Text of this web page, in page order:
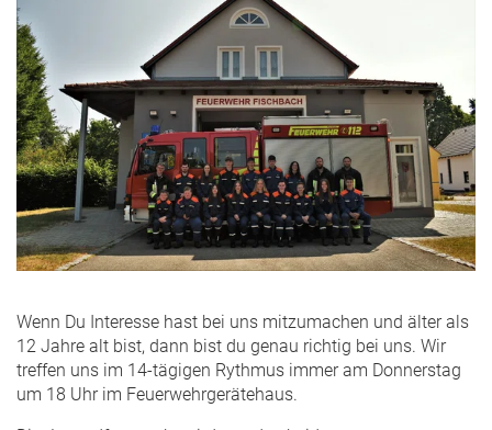
Wenn Du Interesse hast bei uns mitzumachen und älter als
12 Jahre alt bist, dann bist du genau richtig bei uns. Wir
treffen uns im 14-tägigen Rythmus immer am Donnerstag
um 18 Uhr im Feuerwehrgerätehaus.